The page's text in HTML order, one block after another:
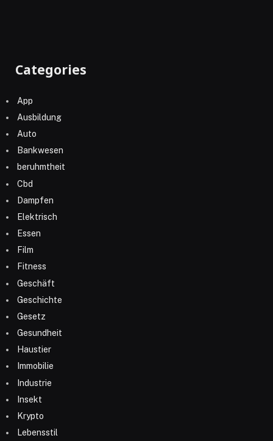
Categories
App
Ausbildung
Auto
Bankwesen
beruhmtheit
Cbd
Dampfen
Elektrisch
Essen
Film
Fitness
Geschäft
Geschichte
Gesetz
Gesundheit
Haustier
Immobilie
Industrie
Insekt
Krypto
Lebensstil